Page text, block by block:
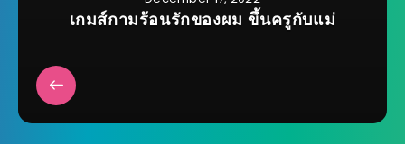
เกมส์กามร้อนรักของผม ขึ้นครูกับแม่